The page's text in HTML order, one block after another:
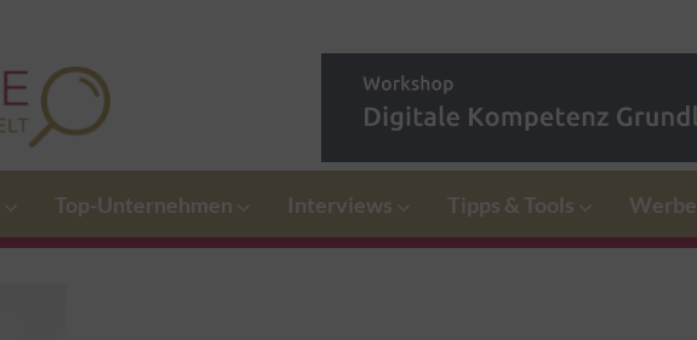
Top-Unternehmen Interviews Tipps & Tools